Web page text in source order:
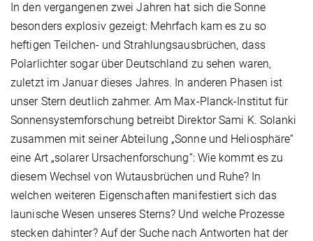
In den vergangenen zwei Jahren hat sich die Sonne
besonders explosiv gezeigt: Mehrfach kam es zu so
heftigen Teilchen- und Strahlungsausbrüchen, dass
Polarlichter sogar über Deutschland zu sehen waren,
zuletzt im Januar dieses Jahres. In anderen Phasen ist
unser Stern deutlich zahmer. Am Max-Planck-Institut für
Sonnensystemforschung betreibt Direktor Sami K. Solanki
zusammen mit seiner Abteilung „Sonne und Heliosphäre“
eine Art „solarer Ursachenforschung“: Wie kommt es zu
diesem Wechsel von Wutausbrüchen und Ruhe? In
welchen weiteren Eigenschaften manifestiert sich das
launische Wesen unseres Sterns? Und welche Prozesse
stecken dahinter? Auf der Suche nach Antworten hat der